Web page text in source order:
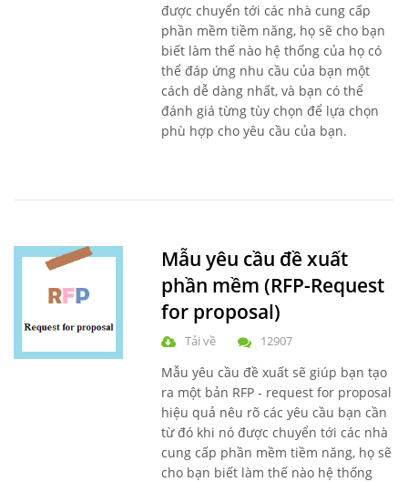
được chuyển tới các nhà cung cấp
phần mềm tiềm năng, họ sẽ cho bạn
biết làm thế nào hệ thống của họ có
thể đáp ứng nhu cầu của bạn một
cách dễ dàng nhất, và bạn có thể
đánh giá từng tùy chọn để lựa chọn
phù hợp cho yêu cầu của bạn.
Mẫu yêu cầu đề xuất
phần mềm (RFP-Request
for proposal)
Tải về 12907
Mẫu yêu cầu đề xuất sẽ giúp bạn tạo
ra một bản RFP - request for proposal
hiệu quả nêu rõ các yêu cầu bạn cần
từ đó khi nó được chuyển tới các nhà
cung cấp phần mềm tiềm năng, họ sẽ
cho bạn biết làm thế nào hệ thống